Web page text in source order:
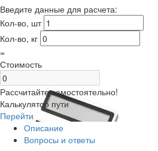
Введите данные для расчета:
Кол-во, шт
Кол-во, кг
=
Стоимость
Рассчитайте самостоятельно!
Калькулятор пути
Перейти
Описание
Вопросы и ответы